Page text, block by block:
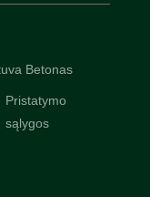
Betonas
Pristatymo
sąlygos